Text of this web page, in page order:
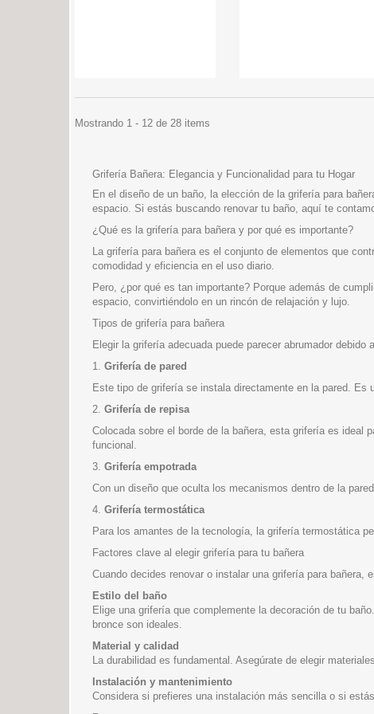
Mostrando 1 - 12 de 28 items
Grifería Bañera: Elegancia y Funcionalidad para tu Hogar
En el diseño de un baño, la elección de la grifería para
espacio. Si estás buscando renovar tu baño, aquí te
¿Qué es la grifería para bañera y por qué es importante?
La grifería para bañera es el conjunto de elementos que
comodidad y eficiencia en el uso diario.
Pero, ¿por qué es tan importante? Porque además de
espacio, convirtiéndolo en un rincón de relajación y lujo.
Tipos de grifería para bañera
Elegir la grifería adecuada puede parecer abrumador
1. Grifería de pared
Este tipo de grifería se instala directamente en la pared.
2. Grifería de repisa
Colocada sobre el borde de la bañera, esta grifería es ideal
funcional.
3. Grifería empotrada
Con un diseño que oculta los mecanismos dentro de la
4. Grifería termostática
Para los amantes de la tecnología, la grifería termostática
Factores clave al elegir grifería para tu bañera
Cuando decides renovar o instalar una grifería para bañera,
Estilo del baño
Elige una grifería que complemente la decoración de tu
bronce son ideales.
Material y calidad
La durabilidad es fundamental. Asegúrate de elegir
Instalación y mantenimiento
Considera si prefieres una instalación más sencilla o si